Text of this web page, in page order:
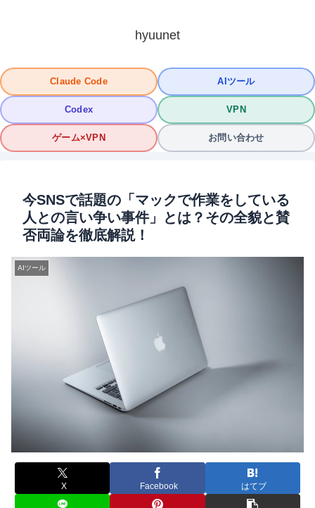
hyuunet
Claude Code AIツール
Codex VPN
ゲーム×VPN お問い合わせ
今SNSで話題の「マックで作業をしている
人との言い争い事件」とは？その全貌と賛
否両論を徹底解説！
AIツール
X Facebook はてブ